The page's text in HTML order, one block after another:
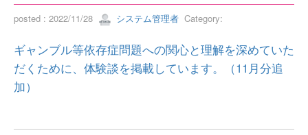
posted : 2022/11/28 システム管理者 Category:
ギャンブル等依存症問題への関心と理解を深めていた
だくために、体験談を掲載しています。（11月分追
加）